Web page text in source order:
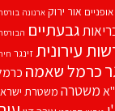
אופניים אור ירוק ארנונה
גבעתיים
עירוניתזינגר
כרמל שאמה
משטרה משטרת